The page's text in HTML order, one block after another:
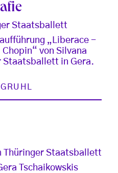
Staatsballett
„Liberace -
von Silvana
Staatsballett in Gera.
Thüringer Staatsballett
Tschaikowskis